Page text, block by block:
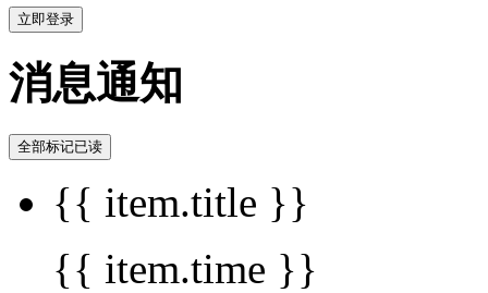
立即登录
消息通知
全部标记已读
{{ item.title }}
{{ item.time }}